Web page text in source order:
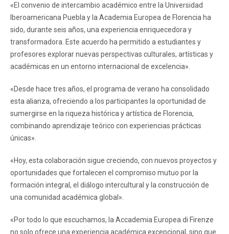
«El convenio de intercambio académico entre la Universidad
Iberoamericana Puebla y la Academia Europea de Florencia ha
sido, durante seis años, una experiencia enriquecedora y
transformadora. Este acuerdo ha permitido a estudiantes y
profesores explorar nuevas perspectivas culturales, artísticas y
académicas en un entorno internacional de excelencia».
«Desde hace tres años, el programa de verano ha consolidado
esta alianza, ofreciendo a los participantes la oportunidad de
sumergirse en la riqueza histórica y artística de Florencia,
combinando aprendizaje teórico con experiencias prácticas
únicas».
«Hoy, esta colaboración sigue creciendo, con nuevos proyectos y
oportunidades que fortalecen el compromiso mutuo por la
formación integral, el diálogo intercultural y la construcción de
una comunidad académica global».
«Por todo lo que escuchamos, la Accademia Europea di Firenze
no solo ofrece una experiencia académica excepcional, sino que